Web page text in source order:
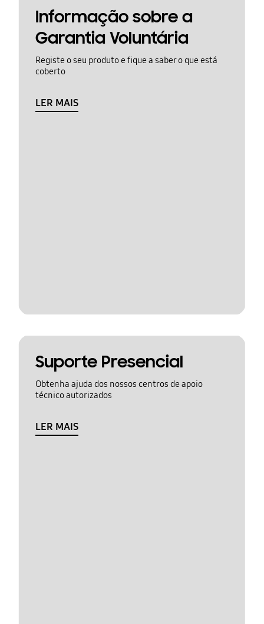
Informação sobre a
Garantia Voluntária
Registe o seu produto e fique a saber o que está
coberto
LER MAIS
Suporte Presencial
Obtenha ajuda dos nossos centros de apoio
técnico autorizados
LER MAIS